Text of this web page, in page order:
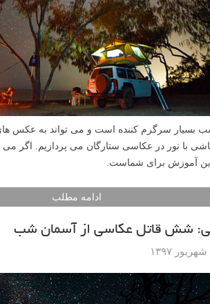
بسیار سرگرم کننده است و می تواند به عکس
با نور در عکاسی ستارگان می پردازیم. اگر می
این آموزش برای شماست.
ادامه مطلب
شش قاتل عکاسی از آسمان شب